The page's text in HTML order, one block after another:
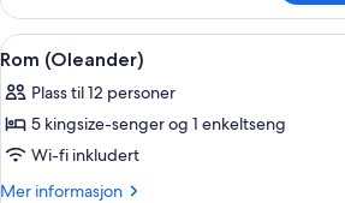
(Allamanda)
Åpne
alle
bildene
av
Rom
(Oleander)
Rom
1
Rom (Oleander)
Plass til 12 personer
5 kingsize-senger og 1 enkeltseng
Wi-fi inkludert
Mer informasjon
Mer